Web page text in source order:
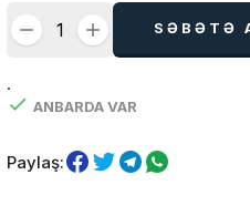
SƏBƏTƏ
.
ANBARDA VAR
Paylaş: